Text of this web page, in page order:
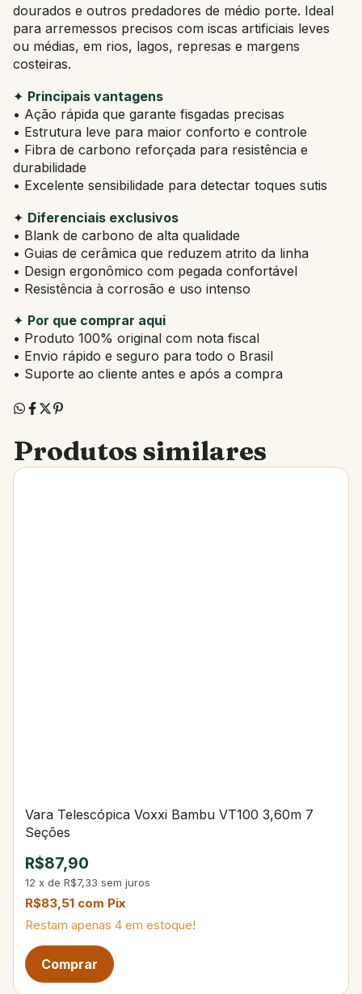
dourados e outros predadores de médio porte. Ideal
para arremessos precisos com iscas artificiais leves
ou médias, em rios, lagos, represas e margens
costeiras.
✦ Principais vantagens
• Ação rápida que garante fisgadas precisas
• Estrutura leve para maior conforto e controle
• Fibra de carbono reforçada para resistência e
durabilidade
• Excelente sensibilidade para detectar toques sutis
✦ Diferenciais exclusivos
• Blank de carbono de alta qualidade
• Guias de cerâmica que reduzem atrito da linha
• Design ergonômico com pegada confortável
• Resistência à corrosão e uso intenso
✦ Por que comprar aqui
• Produto 100% original com nota fiscal
• Envio rápido e seguro para todo o Brasil
• Suporte ao cliente antes e após a compra
Produtos similares
Vara Telescópica Voxxi Bambu VT100 3,60m 7
Seções
R$87,90
12 x de R$7,33 sem juros
R$83,51 com Pix
Restam apenas 4 em estoque!